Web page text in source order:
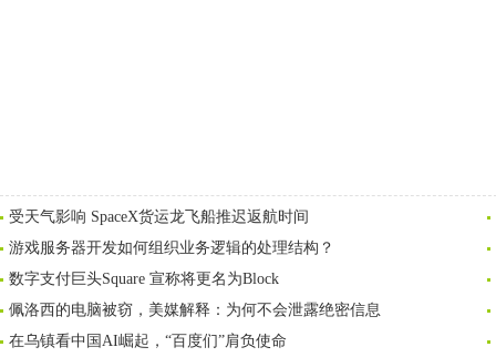
受天气影响 SpaceX货运龙飞船推迟返航时间
游戏服务器开发如何组织业务逻辑的处理结构？
数字支付巨头Square 宣称将更名为Block
佩洛西的电脑被窃，美媒解释：为何不会泄露绝密信息
在乌镇看中国AI崛起，“百度们”肩负使命